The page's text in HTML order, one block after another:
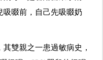
吸啜前，自己先吸啜奶
雙親之一患過敏病史，